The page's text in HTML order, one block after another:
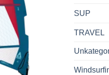
SUP
TRAVEL